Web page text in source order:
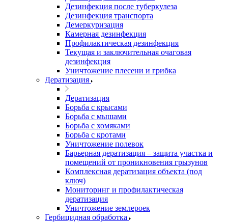
Дезинфекция после туберкулеза
Дезинфекция транспорта
Демеркуризация
Камерная дезинфекция
Профилактическая дезинфекция
Текущая и заключительная очаговая
дезинфекция
Уничтожение плесени и грибка
Дератизация
Дератизация
Борьба с крысами
Борьба с мышами
Борьба с хомяками
Борьба с кротами
Уничтожение полевок
Барьерная дератизация – защита участка и
помещений от проникновения грызунов
Комплексная дератизация объекта (под
ключ)
Мониторинг и профилактическая
дератизация
Уничтожение землероек
Гербицидная обработка